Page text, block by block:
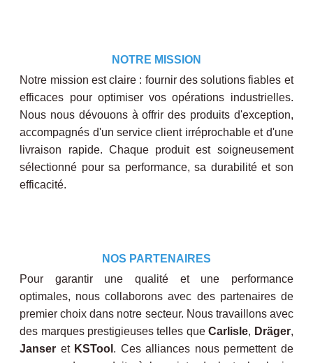
NOTRE MISSION
Notre mission est claire : fournir des solutions fiables et
efficaces pour optimiser vos opérations industrielles.
Nous nous dévouons à offrir des produits d'exception,
accompagnés d'un service client irréprochable et d'une
livraison rapide. Chaque produit est soigneusement
sélectionné pour sa performance, sa durabilité et son
efficacité.
NOS PARTENAIRES
Pour garantir une qualité et une performance
optimales, nous collaborons avec des partenaires de
premier choix dans notre secteur. Nous travaillons avec
des marques prestigieuses telles queCarlisle, Dräger,
Janser et KSTool . Ces alliances nous permettent de